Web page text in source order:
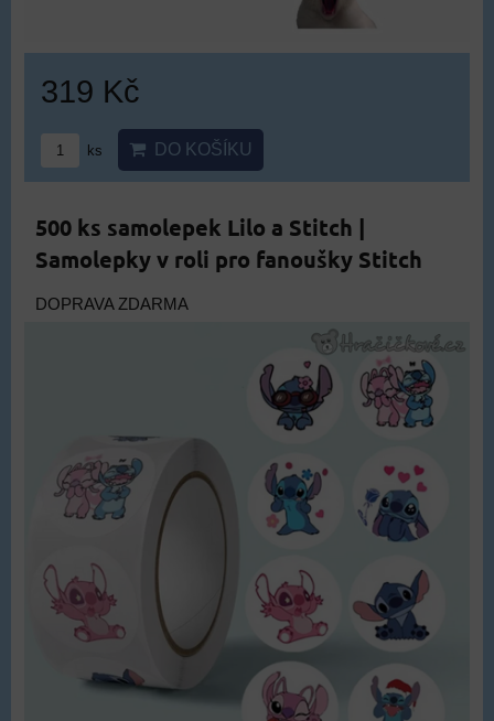
319 Kč
ks DO KOŠÍKU
500 ks samolepek Lilo a Stitch |
Samolepky v roli pro fanoušky Stitch
DOPRAVA ZDARMA